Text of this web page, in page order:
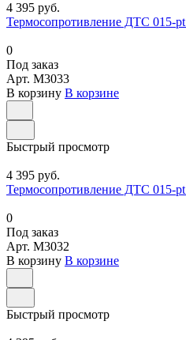
4 395 руб.
Термосопротивление ДТС 015-
0
Под заказ
Арт. M3033
В корзину В корзине
Быстрый просмотр
4 395 руб.
Термосопротивление ДТС 015-
0
Под заказ
Арт. M3032
В корзину В корзине
Быстрый просмотр